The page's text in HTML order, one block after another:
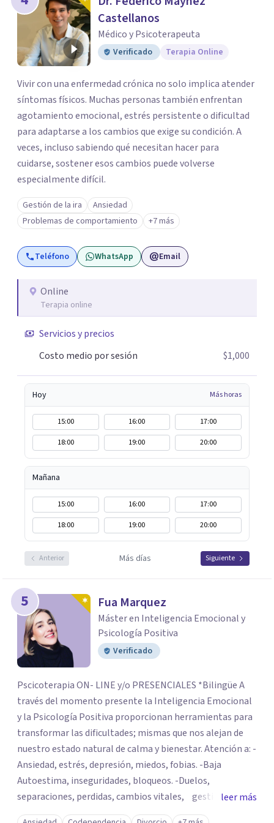
Castellanos
Médico y Psicoterapeuta
Verificado Terapia Online
Vivir con una enfermedad crónica no solo implica atender
síntomas físicos. Muchas personas también enfrentan
agotamiento emocional, estrés persistente o dificultad
para adaptarse a los cambios que exige su condición. A
veces, incluso sabiendo qué necesitan hacer para
cuidarse, sostener esos cambios puede volverse
especialmente difícil.
Gestión de la ira
Ansiedad
Problemas de comportamiento
+7 más
Teléfono WhatsApp Email
Online
Terapia online
Servicios y precios
Costo medio por sesión
$1,000
Hoy Más horas
15:00 16:00
17:00
18:00
19:00 20:00
Mañana
15:00 16:00
17:00
18:00
19:00 20:00
Anterior Más días Siguiente
5 Fua Marquez
Máster en Inteligencia Emocional y
Psicología Positiva
Verificado
Pscicoterapia ON- LINE y/o PRESENCIALES *Bilingüe A
través del momento presente la Inteligencia Emocional
y la Psicología Positiva proporcionan herramientas para
transformar las dificultades; mismas que nos alejan de
nuestro estado natural de calma y bienestar. Atención a: -
Ansiedad, estrés, depresión, miedos, fobias. -Baja
Autoestima, inseguridades, bloqueos. -Duelos,
separaciones, perdidas, cambios vitales, gestión de
emociones, tristeza, ira, soledad. Si deseas resolver una
leer más